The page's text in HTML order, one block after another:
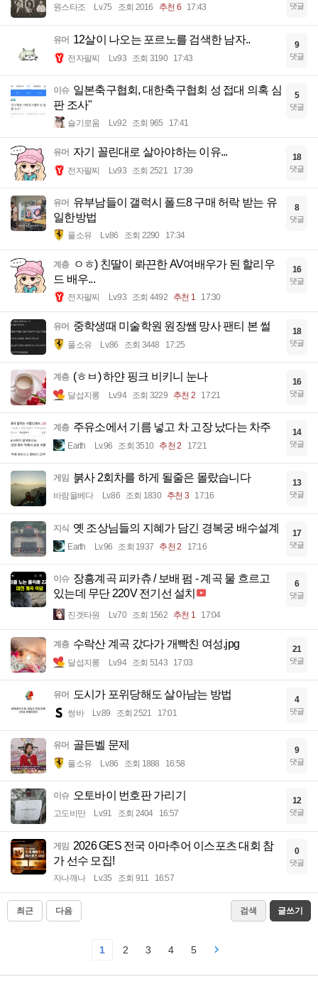
원스타조 Lv.75 조회 2016 추천 6 17:43 댓글
유머 12살이 나오는 포르노를 검색한 남자..
전자팔찌 Lv.93 조회 3190 17:43
9
댓글
이슈 일본축구협회, 대한축구협회 성 접대 의혹 심
판 조사"
슬기로움 Lv.92 조회 965 17:41
5
댓글
유머 자기 꼴린대로 살아야하는 이유...
전자팔찌 Lv.93 조회 2521 17:39
18
댓글
유머 유부남들이 갤럭시 폴드8 구매 허락 받는 유
일한방법
풀소유 Lv.86 조회 2290 17:34
8
댓글
계층
ㅇㅎ) 친딸이 롸끈한 AV여배우가 된 할리우
드 배우...
전자팔찌 Lv.93 조회 4492 추천 1 17:30
16
댓글
유머 중학생때 미술학원 원장쌤 망사 팬티 본 썰
풀소유 Lv.86 조회 3448 17:25
18
댓글
계층 (ㅎㅂ) 하얀 핑크 비키니 눈나
달섭지롱 Lv.94 조회 3229 추천 2 17:21
16
댓글
계층 주유소에서 기름 넣고 차 고장 났다는 차주
Earth Lv.96 조회 3510 추천 2 17:21
14
댓글
게임 붉사 2회차를 하게 될줄은 몰랐습니다
바람을베다 Lv.86 조회 1830 추천 3 17:16
13
댓글
지식 옛 조상님들의 지혜가 담긴 경복궁 배수설계
Earth Lv.96 조회 1937 추천 2 17:16
17
댓글
이슈 장흥계곡 피카츄 / 보배 펌 - 계곡 물 흐르고
있는데 무단 220V 전기선 설치
진겟타원 Lv.70 조회 1562 추천 1 17:04
6
댓글
계층 수락산 계곡 갔다가 개빡친 여성.jpg
달섭지롱 Lv.94 조회 5143 17:03
21
댓글
유머 도시가 포위당해도 살아남는 방법
썽바 Lv.89 조회 2521 17:01
4
댓글
유머 골든벨 문제
풀소유 Lv.86 조회 1888 16:58
9
댓글
이슈 오토바이 번호판 가리기
고도비만 Lv.91 조회 2404 16:57
12
댓글
게임 2026 GES 전국 아마추어 이스포츠 대회 참
가 선수 모집!
자나깨나 Lv.35 조회 911 16:57
0
댓글
최근 다음 검색 글쓰기
1 2 3 4 5